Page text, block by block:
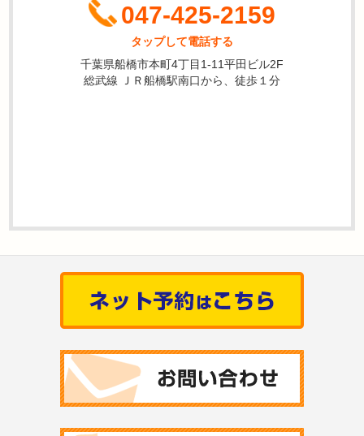
047-425-2159
タップして電話する
千葉県船橋市本町4丁目1-11平田ビル2F
総武線 ＪＲ船橋駅南口から、徒歩１分